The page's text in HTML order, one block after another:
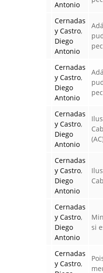
Antonio
Cernadas
y Castro,
Diego
Antonio
Cernadas
y Castro,
Diego
Antonio
Cernadas
y Castro,
Diego
Antonio
Cernadas
y Castro,
Diego
Antonio
Cernadas
y Castro,
Diego
Antonio
si
Cernadas
y Castro,